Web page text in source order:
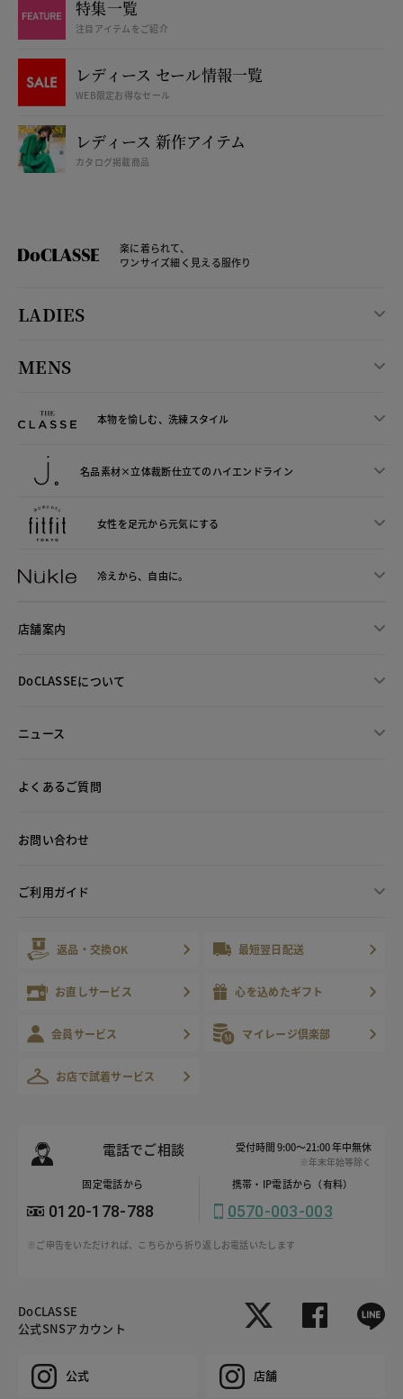
特集一覧
注目アイテムをご紹介
レディース セール情報一覧
WEB限定お得なセール
レディース 新作アイテム
カタログ掲載商品
楽に着られて、
ワンサイズ細く見える服作り
LADIES
MENS
本物を愉しむ、洗練スタイル
名品素材×立体裁断仕立てのハイエンドライン
女性を足元から元気にする
冷えから、 自由に。
店舗案内
DoCLASSEについて
ニュース
よくあるご質問
お問い合わせ
ご利用ガイド
返品・交換OK 最短翌日配送
お直しサービス 心を込めたギフト
会員サービス マイレージ倶楽部
お店で試着サービス
電話でご相談 受付時間 9:00～21:00 年中無休
※年末年始等除く
固定電話から
0120-178-788
携帯・IP電話から（有料）
0570-003-003
※ご申告をいただければ、こちらから折り返しお電話いたします
DoCLASSE
公式SNSアカウント
公式 店舗